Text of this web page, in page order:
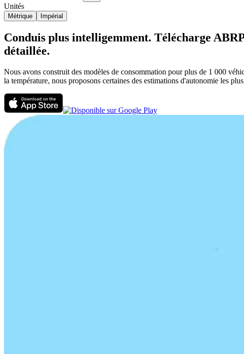
Unités
Métrique Impérial
Conduis plus intelligemment. Télécharge
détaillée.
Nous avons construit des modèles de consommation pour plus de 1 000
la température, nous proposons certaines des estimations d'autonomie les